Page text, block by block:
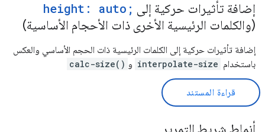
إضافة تأثيرات حركية إلى height: auto;
(والكلمات الرئيسية الأخرى ذات الأحجام الأساسية)
إضافة تأثيرات حركية إلى الكلمات الرئيسية ذات الحجم الأساسي والعكس
باستخدام interpolate-size و calc-size()
قراءة المستند
أنماط شريط التمرير